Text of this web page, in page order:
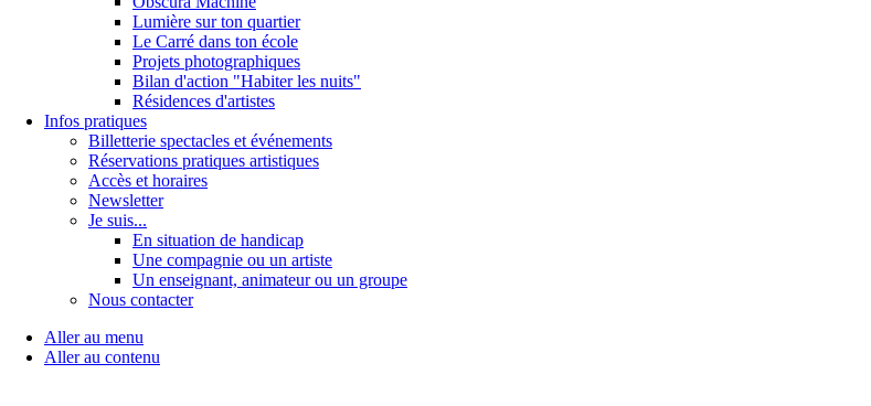
Lumière sur ton quartier
Le Carré dans ton école
Projets photographiques
Bilan d'action "Habiter les nuits"
Résidences d'artistes
Infos pratiques
Billetterie spectacles et événements
Réservations pratiques artistiques
Accès et horaires
Newsletter
Je suis...
En situation de handicap
Une compagnie ou un artiste
Un enseignant, animateur ou un groupe
Nous contacter
Aller au menu
Aller au contenu